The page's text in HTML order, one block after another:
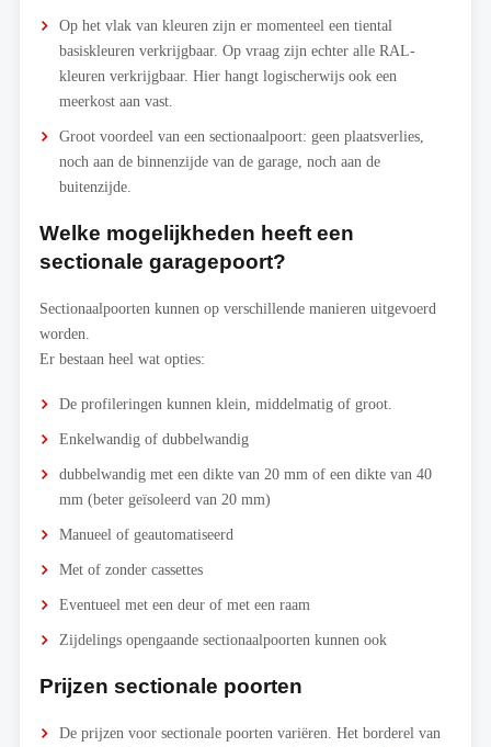
Op het vlak van kleuren zijn er momenteel een tiental
basiskleuren verkrijgbaar. Op vraag zijn echter alle RAL-
kleuren verkrijgbaar. Hier hangt logischerwijs ook een
meerkost aan vast.
Groot voordeel van een sectionaalpoort: geen plaatsverlies,
noch aan de binnenzijde van de garage, noch aan de
buitenzijde.
Welke mogelijkheden heeft een
sectionale garagepoort?
Sectionaalpoorten kunnen op verschillende manieren uitgevoerd
worden.
Er bestaan heel wat opties:
De profileringen kunnen klein, middelmatig of groot.
Enkelwandig of dubbelwandig
dubbelwandig met een dikte van 20 mm of een dikte van 40
mm (beter geïsoleerd van 20 mm)
Manueel of geautomatiseerd
Met of zonder cassettes
Eventueel met een deur of met een raam
Zijdelings opengaande sectionaalpoorten kunnen ook
Prijzen sectionale poorten
De prijzen voor sectionale poorten variëren. Het borderel van